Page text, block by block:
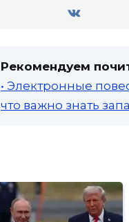
Рекомендуем
• Электронные
что важно знать